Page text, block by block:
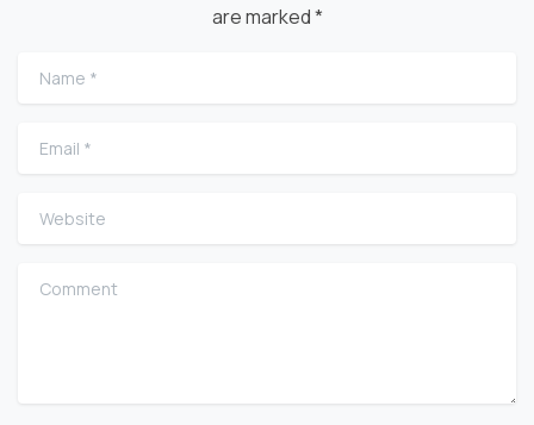
are marked *
Name
Email
Website
Comment